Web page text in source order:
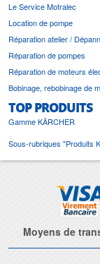
Le Service Motralec
Location de pompe
Réparation atelier /
Réparation de pompes
Réparation de moteurs
Bobinage, rebobinage de
TOP PRODUITS
Gamme KÄRCHER
Sous-rubriques "Produits
Moyens de